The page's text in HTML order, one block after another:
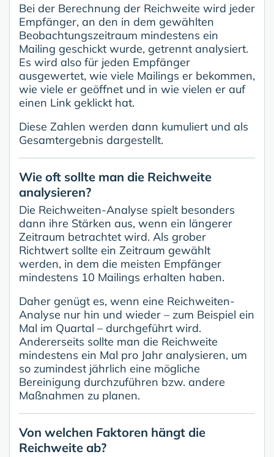
Bei der Berechnung der Reichweite wird jeder
Empfänger, an den in dem gewählten
Beobachtungszeitraum mindestens ein
Mailing geschickt wurde, getrennt analysiert.
Es wird also für jeden Empfänger
ausgewertet, wie viele Mailings er bekommen,
wie viele er geöffnet und in wie vielen er auf
einen Link geklickt hat.
Diese Zahlen werden dann kumuliert und als
Gesamtergebnis dargestellt.
Wie oft sollte man die Reichweite
analysieren?
Die Reichweiten-Analyse spielt besonders
dann ihre Stärken aus, wenn ein längerer
Zeitraum betrachtet wird. Als grober
Richtwert sollte ein Zeitraum gewählt
werden, in dem die meisten Empfänger
mindestens 10 Mailings erhalten haben.
Daher genügt es, wenn eine Reichweiten-
Analyse nur hin und wieder – zum Beispiel ein
Mal im Quartal – durchgeführt wird.
Andererseits sollte man die Reichweite
mindestens ein Mal pro Jahr analysieren, um
so zumindest jährlich eine mögliche
Bereinigung durchzuführen bzw. andere
Maßnahmen zu planen.
Von welchen Faktoren hängt die
Reichweite ab?